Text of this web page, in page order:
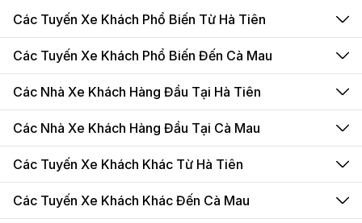
Các Tuyến Xe Khách Phổ Biến Từ Hà Tiên
Các Tuyến Xe Khách Phổ Biến Đến Cà Mau
Các Nhà Xe Khách Hàng Đầu Tại Hà Tiên
Các Nhà Xe Khách Hàng Đầu Tại Cà Mau
Các Tuyến Xe Khách Khác Từ Hà Tiên
Các Tuyến Xe Khách Khác Đến Cà Mau